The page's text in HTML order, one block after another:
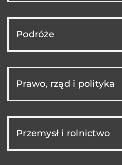
Podróże
Prawo, rząd i polityka
Przemysł i rolnictwo